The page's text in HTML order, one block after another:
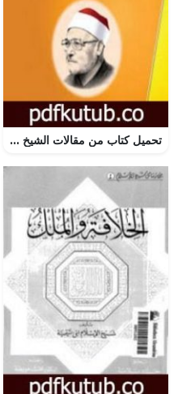
تحميل كتاب من مقالات الشيخ الغزالي الجزء الأول PDF تأليف محمد الغزالي مجانا [كامل]